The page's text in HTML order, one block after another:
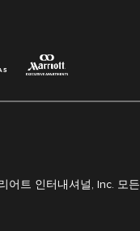
어트 인터내셔널, Inc. 모